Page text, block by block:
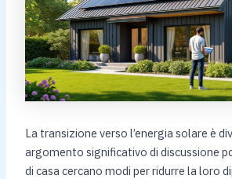
La transizione verso l’energia solare è
argomento significativo di discussione
di casa cercano modi per ridurre la loro